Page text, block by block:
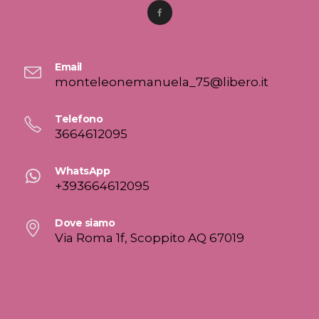
Email
monteleonemanuela_75@libero.it
Telefono
3664612095
WhatsApp
+393664612095
Dove siamo
Via Roma 1f, Scoppito AQ 67019